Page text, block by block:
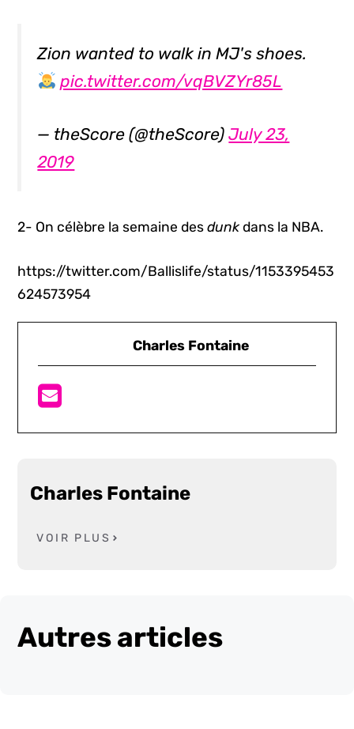
Zion wanted to walk in MJ's shoes.
pic.twitter.com/vqBVZYr85L
— theScore (@theScore)July 23,
2019
2- On célèbre la semaine desdunk dans la NBA.
https://twitter.com/Ballislife/status/1153395453
624573954
Charles Fontaine
Charles Fontaine
VOIR PLUS
Autres articles